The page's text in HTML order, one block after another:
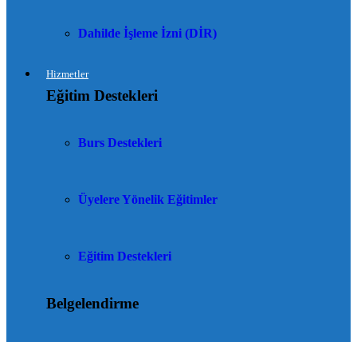
Dahilde İşleme İzni (DİR)
Hizmetler
Eğitim Destekleri
Burs Destekleri
Üyelere Yönelik Eğitimler
Eğitim Destekleri
Belgelendirme